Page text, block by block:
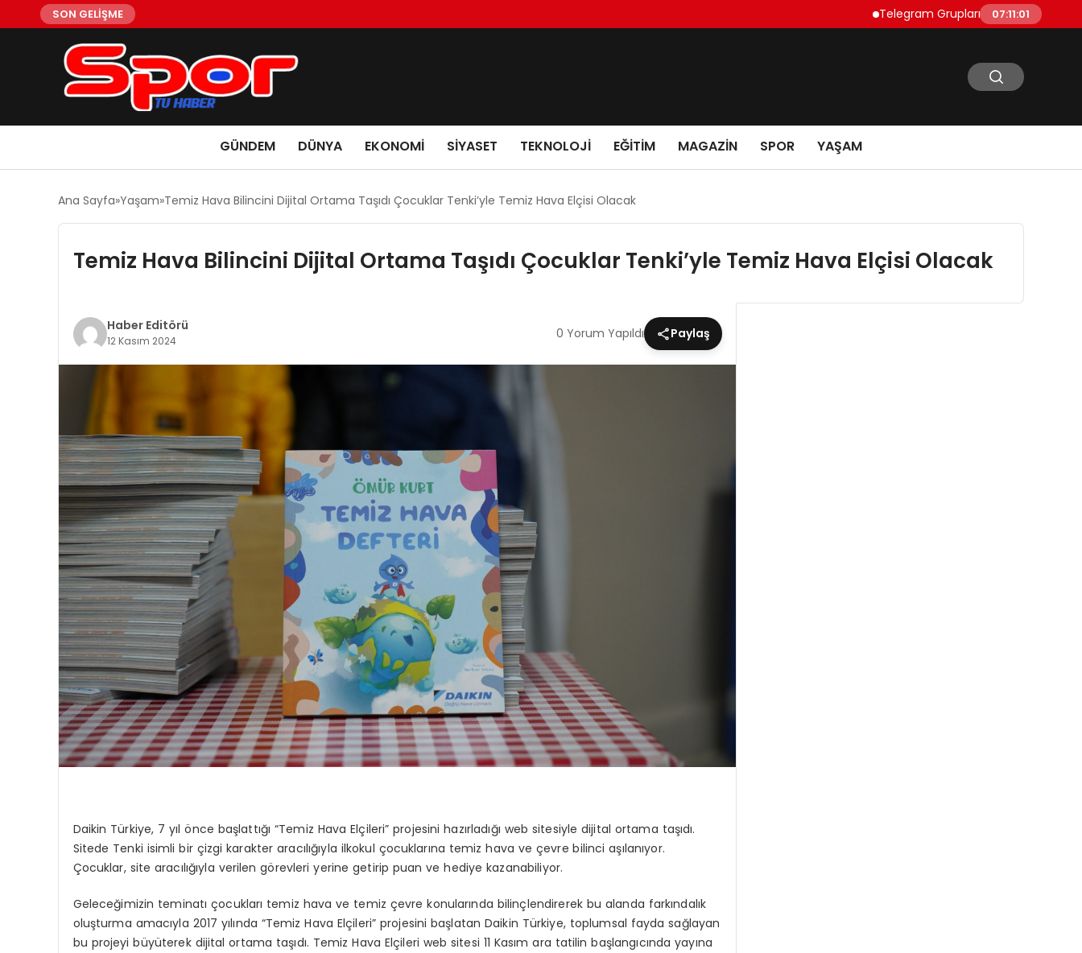
SON GELİŞME Telegram Grupları Nasıl Bulunur?:
07:11:02
GÜNDEM DÜNYA EKONOMI SIYASET TEKNOLOJI EĞITIM MAGAZIN SPOR YAŞAM
Ana Sayfa Yaşam Temiz Hava Bilincini Dijital Ortama Taşıdı Çocuklar Tenki’yle Temiz Hava Elçisi Olacak
Temiz Hava Bilincini Dijital Ortama Taşıdı Çocuklar Tenki’yle Temiz Hava Elçisi Olacak
Haber Editörü
12 Kasım 2024 0 Yorum Yapıldı Paylaş
Daikin Türkiye, 7 yıl önce başlattığı “Temiz Hava Elçileri” projesini hazırladığı web sitesiyle dijital ortama taşıdı.
Sitede Tenki isimli bir çizgi karakter aracılığıyla ilkokul çocuklarına temiz hava ve çevre bilinci aşılanıyor.
Çocuklar, site aracılığıyla verilen görevleri yerine getirip puan ve hediye kazanabiliyor.
Geleceğimizin teminatı çocukları temiz hava ve temiz çevre konularında bilinçlendirerek bu alanda farkındalık
oluşturma amacıyla 2017 yılında “Temiz Hava Elçileri” projesini başlatan Daikin Türkiye, toplumsal fayda sağlayan
bu projeyi büyüterek dijital ortama taşıdı. Temiz Hava Elçileri web sitesi 11 Kasım ara tatilin başlangıcında yayına